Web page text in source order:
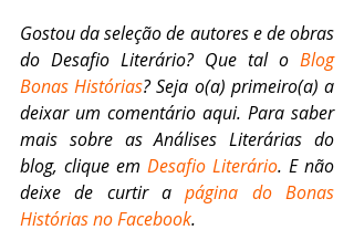
Gostou da seleção de autores e de obras
do Desafio Literário? Que tal o Blog
Bonas Histórias? Seja o(a) primeiro(a) a
deixar um comentário aqui. Para saber
mais sobre as Análises Literárias do
blog, clique em Desafio Literário. E não
deixe de curtir a página do Bonas
Histórias no Facebook.